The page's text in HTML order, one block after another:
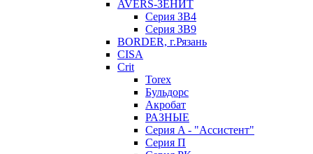
AVERS-ЗЕНИТ
Серия ЗВ4
Серия ЗВ9
BORDER, г.Рязань
CISA
Crit
Torex
Бульдорс
Акробат
РАЗНЫЕ
Серия A - "Ассистент"
Серия П